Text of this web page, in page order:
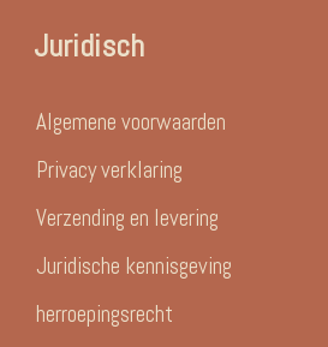
Juridisch
Algemene voorwaarden
Privacy verklaring
Verzending en levering
Juridische kennisgeving
herroepingsrecht